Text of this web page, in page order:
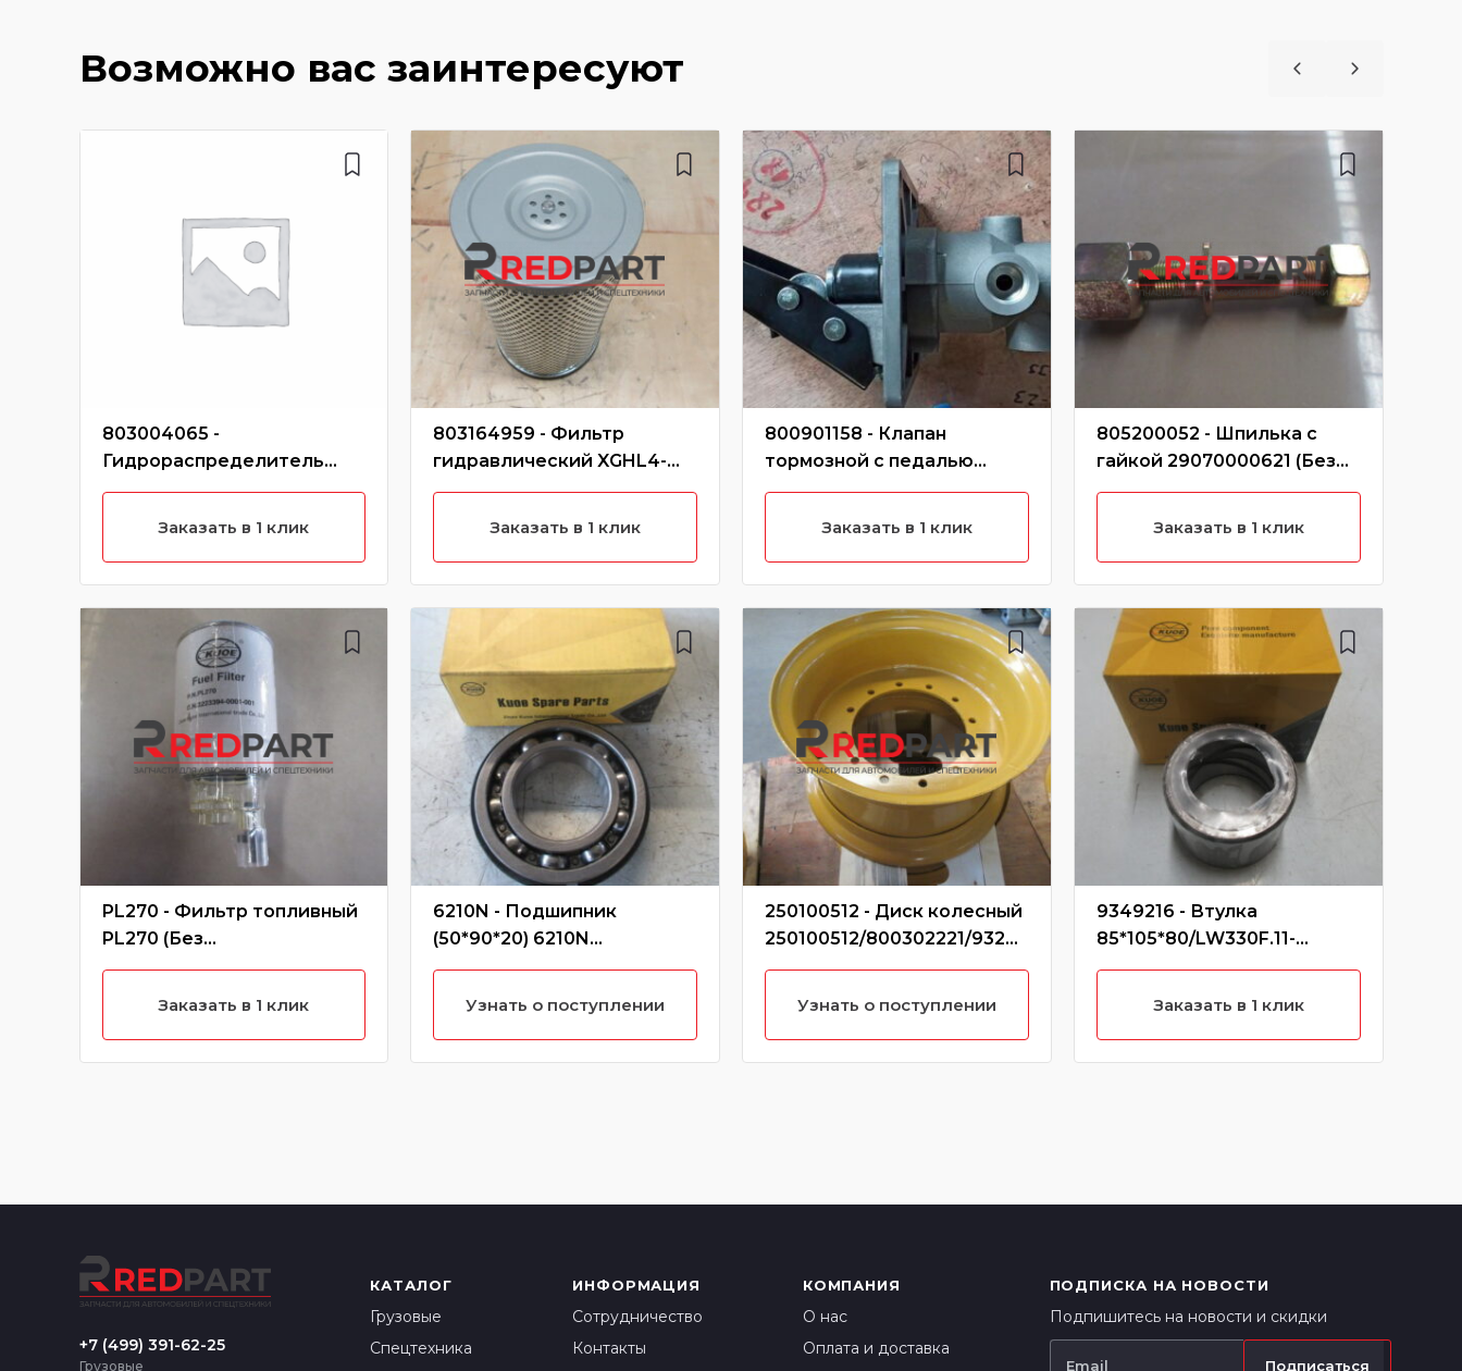
Возможно вас заинтересуют
803004065 -
Гидрораспределитель
803004065/DF25B2(30G)/G
Заказать в 1 клик
PL270 - Фильтр топливный
PL270 (Без
характеристики)
Заказать в 1 клик
803164959 - Фильтр
гидравлический XGHL4-
560*100/803164959
Заказать в 1 клик
6210N - Подшипник
(50*90*20) 6210N
шариковый КПП SDLG,
характеристики)
Узнать о поступлении
800901158 - Клапан
тормозной с педалью
800901158/SLZD-
Заказать в 1 клик
250100512 - Диск колесный
250100512/800302221/93276
36/Z3G.2.1
Узнать о поступлении
805200052 - Шпилька с
гайкой 29070000621 (Без
характеристики)
Заказать в 1 клик
9349216 - Втулка
85*105*80/LW330F.11-
2/250900248/9349216 (Без
Заказать в 1 клик
+7 (499) 391-62-25
Грузовые
КАТАЛОГ
Грузовые
Спецтехника
ИНФОРМАЦИЯ
Сотрудничество
Контакты
КОМПАНИЯ
О нас
Оплата и доставка
ПОДПИСКА НА НОВОСТИ
Подпишитесь на новости и скидки
Подписаться